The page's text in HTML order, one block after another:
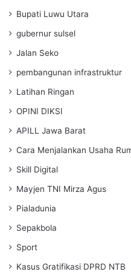
Bupati Luwu Utara
gubernur sulsel
Jalan Seko
pembangunan infrastruktur
Latihan Ringan
OPINI DIKSI
APILL Jawa Barat
Cara Menjalankan Usaha
Skill Digital
Mayjen TNI Mirza Agus
Pialadunia
Sepakbola
Sport
Kasus Gratifikasi DPRD NTB